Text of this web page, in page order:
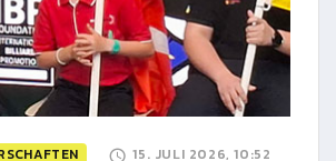
15. JULI 2026, 10:52